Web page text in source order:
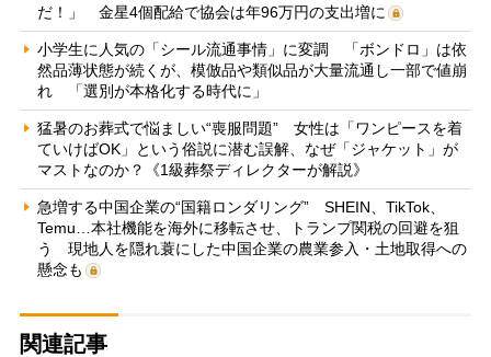
だ！」 金星4個配給で協会は年96万円の支出増に
小学生に人気の「シール流通事情」に変調 「ボンドロ」は依
然品薄状態が続くが、模倣品や類似品が大量流通し一部で値崩
れ 「選別が本格化する時代に」
猛暑のお葬式で悩ましい“喪服問題” 女性は「ワンピースを着
ていけばOK」という俗説に潜む誤解、なぜ「ジャケット」が
マストなのか？《1級葬祭ディレクターが解説》
急増する中国企業の“国籍ロンダリング” SHEIN、TikTok、
Temu…本社機能を海外に移転させ、トランプ関税の回避を狙
う 現地人を隠れ蓑にした中国企業の農業参入・土地取得への
懸念も
関連記事